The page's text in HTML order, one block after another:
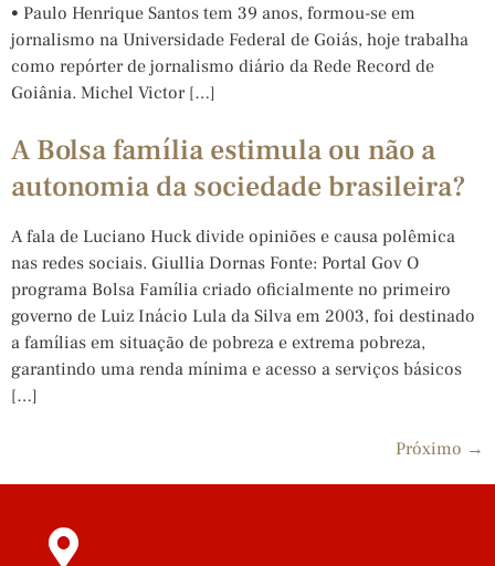
• Paulo Henrique Santos tem 39 anos, formou-se em
jornalismo na Universidade Federal de Goiás, hoje trabalha
como repórter de jornalismo diário da Rede Record de
Goiânia. Michel Victor […]
A Bolsa família estimula ou não a
autonomia da sociedade brasileira?
A fala de Luciano Huck divide opiniões e causa polêmica
nas redes sociais. Giullia Dornas Fonte: Portal Gov O
programa Bolsa Família criado oficialmente no primeiro
governo de Luiz Inácio Lula da Silva em 2003, foi destinado
a famílias em situação de pobreza e extrema pobreza,
garantindo uma renda mínima e acesso a serviços básicos
[…]
Próximo →